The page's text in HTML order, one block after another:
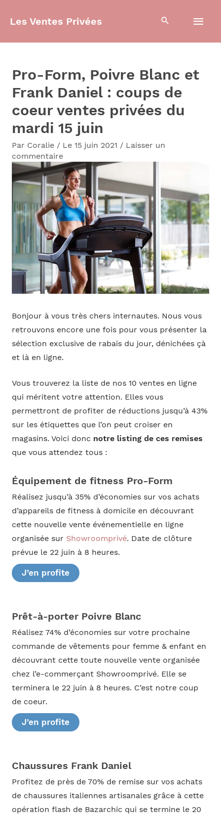
Les Ventes Privées
Pro-Form, Poivre Blanc et
Frank Daniel : coups de
coeur ventes privées du
mardi 15 juin
Par Coralie / Le 15 juin 2021 / Laisser un
commentaire
Bonjour à vous très chers internautes. Nous vous
retrouvons encore une fois pour vous présenter la
sélection exclusive de rabais du jour, dénichées çà
et là en ligne.
Vous trouverez la liste de nos 10 ventes en ligne
qui méritent votre attention. Elles vous
permettront de profiter de réductions jusqu’à 43%
sur les étiquettes que l’on peut croiser en
magasins. Voici donc notre listing de ces remises
que vous attendez tous :
Équipement de fitness Pro-Form
Réalisez jusqu’à 35% d’économies sur vos achats
d’appareils de fitness à domicile en découvrant
cette nouvelle vente événementielle en ligne
organisée sur Showroomprivé. Date de clôture
prévue le 22 juin à 8 heures.
J’en profite
Prêt-à-porter Poivre Blanc
Réalisez 74% d’économies sur votre prochaine
commande de vêtements pour femme & enfant en
découvrant cette toute nouvelle vente organisée
chez l’e-commerçant Showroomprivé. Elle se
terminera le 22 juin à 8 heures. C’est notre coup
de coeur.
J’en profite
Chaussures Frank Daniel
Profitez de près de 70% de remise sur vos achats
de chaussures italiennes artisanales grâce à cette
opération flash de Bazarchic qui se termine le 20